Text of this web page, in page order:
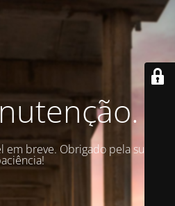
breve. Obrigado pela sua